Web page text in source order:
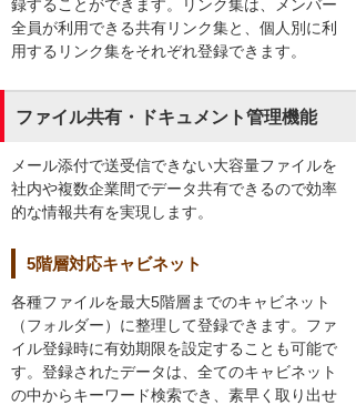
録することができます。リンク集は、メンバー
全員が利用できる共有リンク集と、個人別に利
用するリンク集をそれぞれ登録できます。
ファイル共有・ドキュメント管理機能
メール添付で送受信できない大容量ファイルを
社内や複数企業間でデータ共有できるので効率
的な情報共有を実現します。
5階層対応キャビネット
各種ファイルを最大5階層までのキャビネット
（フォルダー）に整理して登録できます。ファ
イル登録時に有効期限を設定することも可能で
す。登録されたデータは、全てのキャビネット
の中からキーワード検索でき、素早く取り出せ